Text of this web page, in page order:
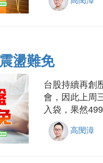
盪難免
台股持續再創
會，因此上周
入袋，果然
高閔漳